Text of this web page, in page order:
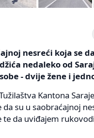
nesreći koja se
nedaleko od
- dvije žene i
Kantona
su u saobraćajnoj
te da uviđajem